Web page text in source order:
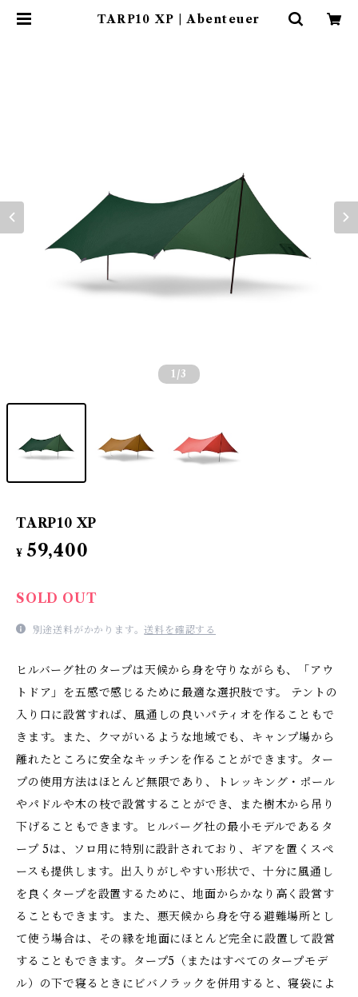
TARP10 XP | Abenteuer
1 /3
TARP10 XP
¥ 59,400
SOLD OUT
別途送料がかかります。送料を確認する
ヒルバーグ社のタープは天候から身を守りながらも、「アウ
トドア」を五感で感じるために最適な選択肢です。 テントの
入り口に設営すれば、風通しの良いパティオを作ることもで
きます。また、クマがいるような地域でも、キャンプ場から
離れたところに安全なキッチンを作ることができます。ター
プの使用方法はほとんど無限であり、トレッキング・ポール
やパドルや木の枝で設営することができ、また樹木から吊り
下げることもできます。ヒルバーグ社の最小モデルであるタ
ープ 5は、ソロ用に特別に設計されており、ギアを置くスペ
ースも提供します。出入りがしやすい形状で、十分に風通し
を良くタープを設置するために、地面からかなり高く設営す
ることもできます。また、悪天候から身を守る避難場所とし
て使う場合は、その縁を地面にほとんど完全に設置して設営
することもできます。タープ5（またはすべてのタープモデ
ル）の下で寝るときにビバノラックを併用すると、寝袋によ